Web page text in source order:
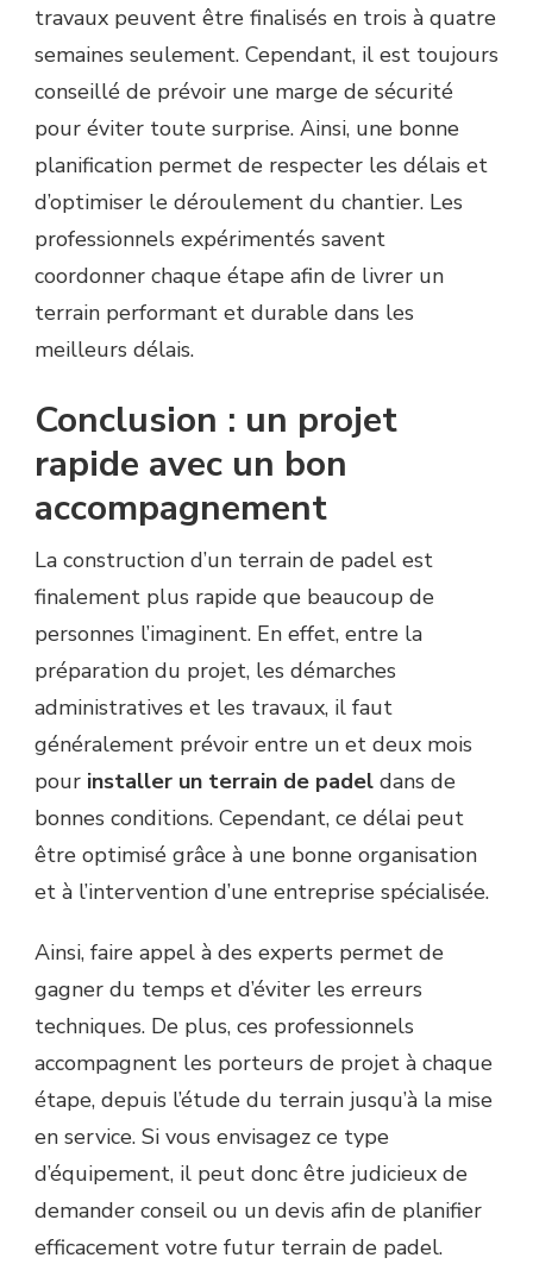
travaux peuvent être finalisés en trois à quatre
semaines seulement. Cependant, il est toujours
conseillé de prévoir une marge de sécurité
pour éviter toute surprise. Ainsi, une bonne
planification permet de respecter les délais et
d’optimiser le déroulement du chantier. Les
professionnels expérimentés savent
coordonner chaque étape afin de livrer un
terrain performant et durable dans les
meilleurs délais.
Conclusion : un projet
rapide avec un bon
accompagnement
La construction d’un terrain de padel est
finalement plus rapide que beaucoup de
personnes l’imaginent. En effet, entre la
préparation du projet, les démarches
administratives et les travaux, il faut
généralement prévoir entre un et deux mois
pour installer un terrain de padel dans de
bonnes conditions. Cependant, ce délai peut
être optimisé grâce à une bonne organisation
et à l’intervention d’une entreprise spécialisée.
Ainsi, faire appel à des experts permet de
gagner du temps et d’éviter les erreurs
techniques. De plus, ces professionnels
accompagnent les porteurs de projet à chaque
étape, depuis l’étude du terrain jusqu’à la mise
en service. Si vous envisagez ce type
d’équipement, il peut donc être judicieux de
demander conseil ou un devis afin de planifier
efficacement votre futur terrain de padel.